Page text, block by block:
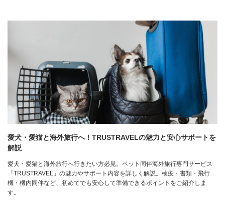
愛犬・愛猫と海外旅行へ！TRUSTRAVELの魅力と安心サポートを
解説
愛犬・愛猫と海外旅行へ行きたい方必見。ペット同伴海外旅行専門サービス
「TRUSTRAVEL」の魅力やサポート内容を詳しく解説。検疫・書類・飛行
機・機内同伴など、初めてでも安心して準備できるポイントをご紹介しま
す。